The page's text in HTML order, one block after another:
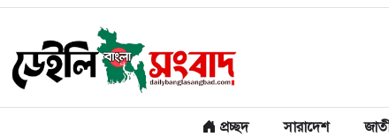
প্রচ্ছদ সারাদেশ